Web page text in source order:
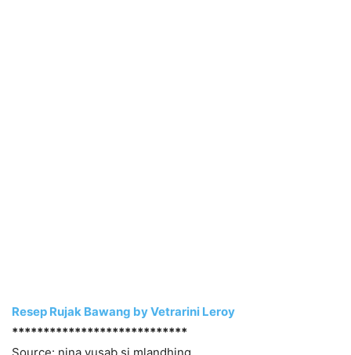
Resep Rujak Bawang by Vetrarini Leroy
****************************